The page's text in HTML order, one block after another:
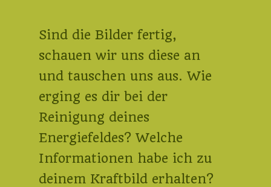
Sind die Bilder fertig,
schauen wir uns diese an
und tauschen uns aus. Wie
erging es dir bei der
Reinigung deines
Energiefeldes? Welche
Informationen habe ich zu
deinem Kraftbild erhalten?